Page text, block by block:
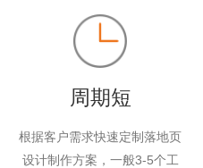
周期短
根据客户需求快速定制落地页
设计制作方案，一般3-5个工